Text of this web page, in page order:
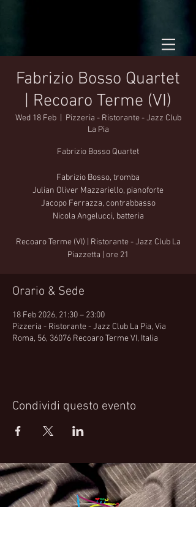
Fabrizio Bosso Quartet
| Recoaro Terme (VI)
Wed 18 Feb
  |
Pizzeria - Ristorante - Jazz Club
La Pia
Fabrizio Bosso Quartet
Fabrizio Bosso, tromba
Julian Oliver Mazzariello, pianoforte
Jacopo Ferrazza, contrabbasso
Nicola Angelucci, batteria
Recoaro Terme (VI) | Ristorante - Jazz Club La
Piazzetta | ore 21
Orario & Sede
18 Feb 2026, 21:30 – 23:00
Pizzeria - Ristorante - Jazz Club La Pia, Via
Roma, 56, 36076 Recoaro Terme VI, Italia
Condividi questo evento